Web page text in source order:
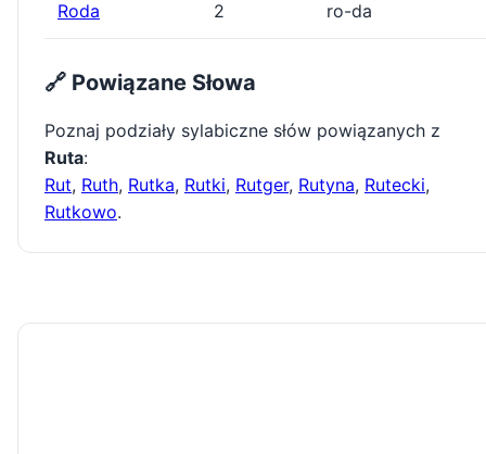
Roda 2 ro-da
🔗 Powiązane Słowa
Poznaj podziały sylabiczne słów powiązanych z
Ruta:
Rut, Ruth, Rutka, Rutki, Rutger, Rutyna, Rutecki,
Rutkowo.